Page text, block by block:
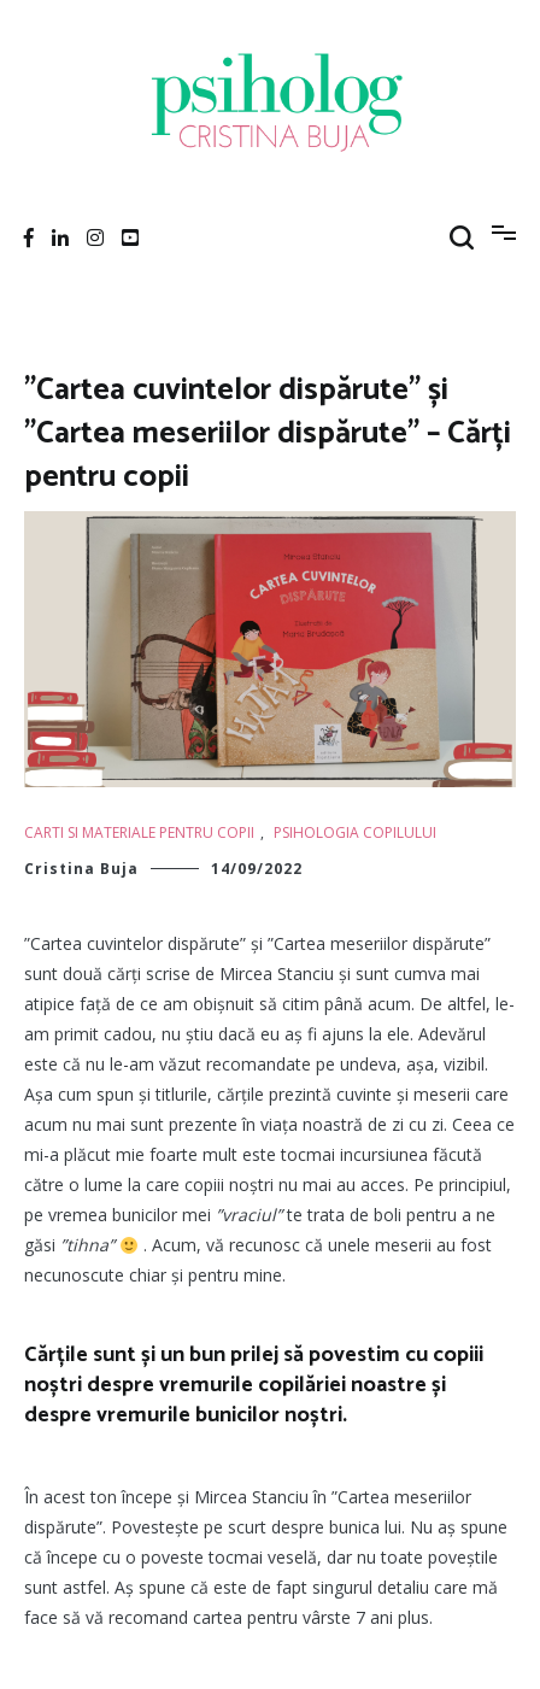
”Cartea cuvintelor dispărute” și
”Cartea meseriilor dispărute” – Cărți
pentru copii
CARTI SI MATERIALE PENTRU COPII , PSIHOLOGIA COPILULUI
Cristina Buja
14/09/2022
”Cartea cuvintelor dispărute” și ”Cartea meseriilor dispărute”
sunt două cărți scrise de Mircea Stanciu și sunt cumva mai
atipice față de ce am obișnuit să citim până acum. De altfel, le-
am primit cadou, nu știu dacă eu aș fi ajuns la ele. Adevărul
este că nu le-am văzut recomandate pe undeva, așa, vizibil.
Așa cum spun și titlurile, cărțile prezintă cuvinte și meserii care
acum nu mai sunt prezente în viața noastră de zi cu zi. Ceea ce
mi-a plăcut mie foarte mult este tocmai incursiunea făcută
către o lume la care copiii noștri nu mai au acces. Pe principiul,
pe vremea bunicilor mei ”vraciul”te trata de boli pentru a ne
găsi ”tihna”
. Acum, vă recunosc că unele meserii au fost
necunoscute chiar și pentru mine.
Cărțile sunt și un bun prilej să povestim cu copiii
noștri despre vremurile copilăriei noastre și
despre vremurile bunicilor noștri.
În acest ton începe și Mircea Stanciu în ”Cartea meseriilor
dispărute”. Povestește pe scurt despre bunica lui. Nu aș spune
că începe cu o poveste tocmai veselă, dar nu toate poveștile
sunt astfel. Aș spune că este de fapt singurul detaliu care mă
face să vă recomand cartea pentru vârste 7 ani plus.